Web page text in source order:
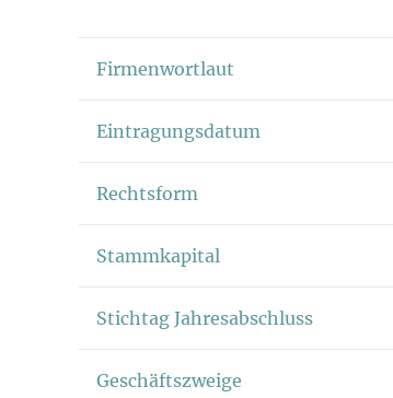
Firmenwortlaut
Eintragungsdatum
Rechtsform
Stammkapital
Stichtag Jahresabschluss
Geschäftszweige